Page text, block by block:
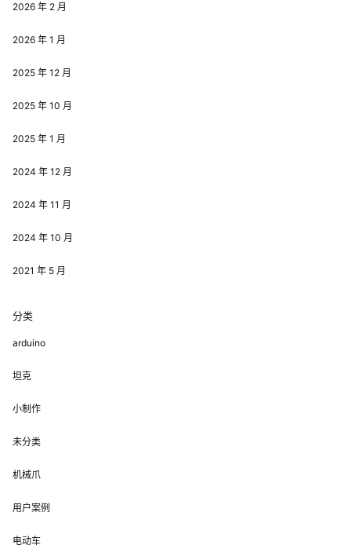
2026 年 2 月
2026 年 1 月
2025 年 12 月
2025 年 10 月
2025 年 1 月
2024 年 12 月
2024 年 11 月
2024 年 10 月
2021 年 5 月
分类
arduino
坦克
小制作
未分类
机械爪
用户案例
电动车